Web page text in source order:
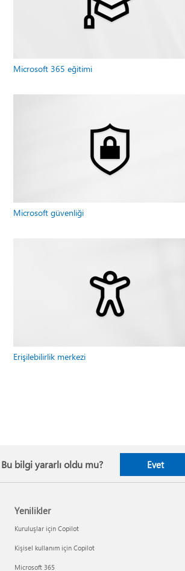
Microsoft 365 eğitimi
Microsoft güvenliği
Erişilebilirlik merkezi
Bu bilgi yararlı oldu mu? Evet
Yenilikler
Kuruluşlar için Copilot
Kişisel kullanım için Copilot
Microsoft 365